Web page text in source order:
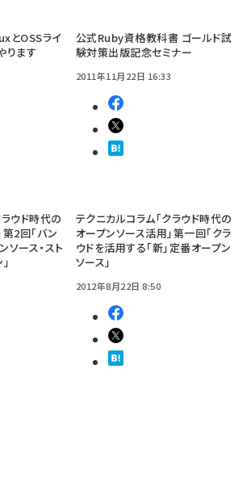
とOSSライ
ります
公式Ruby資格教科書 ゴールド試
験対策出版記念セミナー
2011年11月22日 16:33
ウド時代の
2回「バン
ソース・スト
テクニカルコラム「クラウド時代の
オープンソース活用」第一回「クラ
ウドを活用する「新」定番オープン
ソース」
2012年8月22日 8:50